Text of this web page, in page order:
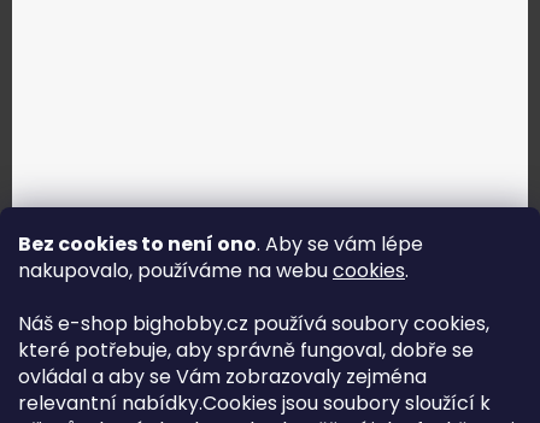
Bez cookies to není ono. Aby se vám lépe
nakupovalo, používáme na webucookies.
Náš e-shop bighobby.cz používá soubory cookies,
které potřebuje, aby správně fungoval, dobře se
ovládal a aby se Vám zobrazovaly zejména
relevantní nabídky.Cookies jsou soubory sloužící k
Jak vybrat správné servo?
Najít správné servo